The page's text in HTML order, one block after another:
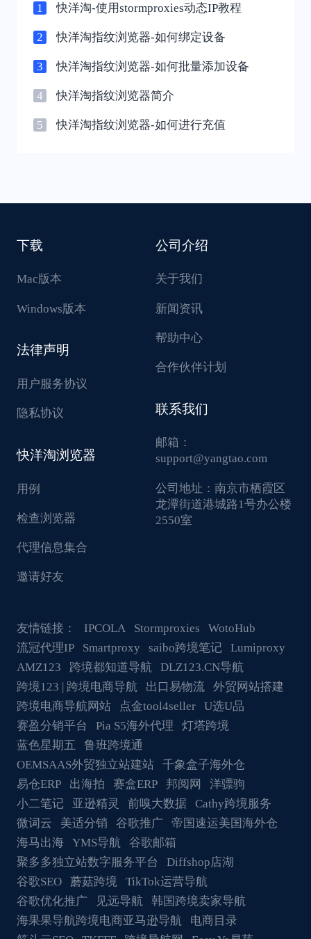
1 快洋淘-使用stormproxies动态IP教程
2 快洋淘指纹浏览器-如何绑定设备
3 快洋淘指纹浏览器-如何批量添加设备
4 快洋淘指纹浏览器简介
5 快洋淘指纹浏览器-如何进行充值
下载
Mac版本
Windows版本
法律声明
用户服务协议
隐私协议
快洋淘浏览器
用例
检查浏览器
代理信息集合
邀请好友
公司介绍
关于我们
新闻资讯
帮助中心
合作伙伴计划
联系我们
邮箱：
support@yangtao.com
公司地址： 南京市栖霞区
龙潭街道港城路1号办公楼
2550室
友情链接： IPCOLA Stormproxies
WotoHub
流冠代理IP
Smartproxy saibo跨境笔记
Lumiproxy
AMZ123
跨境都知道导航
DLZ123.CN导航
跨境123 | 跨境电商导航
出口易物流
外贸网站搭建
跨境电商导航网站
点金tool4seller
U选U品
赛盈分销平台
Pia S5海外代理
灯塔跨境
蓝色星期五
鲁班跨境通
OEMSAAS外贸独立站建站
千象盒子海外仓
易仓ERP
出海拍 赛盒ERP 邦阅网
洋骠驹
小二笔记
亚逊精灵 前嗅大数据
Cathy跨境服务
微词云
美适分销 谷歌推广
帝国速运美国海外仓
海马出海
YMS导航
谷歌邮箱
聚多多独立站数字服务平台
Diffshop店湖
谷歌SEO
蘑菇跨境
TikTok运营导航
谷歌优化推广
见远导航
韩国跨境卖家导航
海果果导航跨境电商亚马逊导航
电商目录